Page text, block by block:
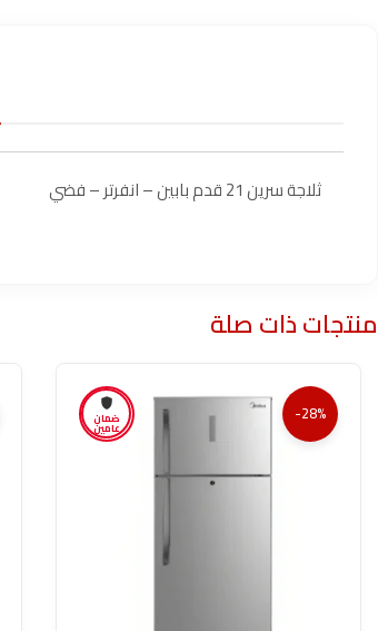
ثلاجة سرين 21 قدم بابين – انفرتر – فضي
منتجات ذات صلة
ضمان
عامين
-28%